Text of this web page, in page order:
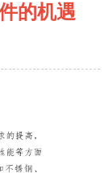
的机遇